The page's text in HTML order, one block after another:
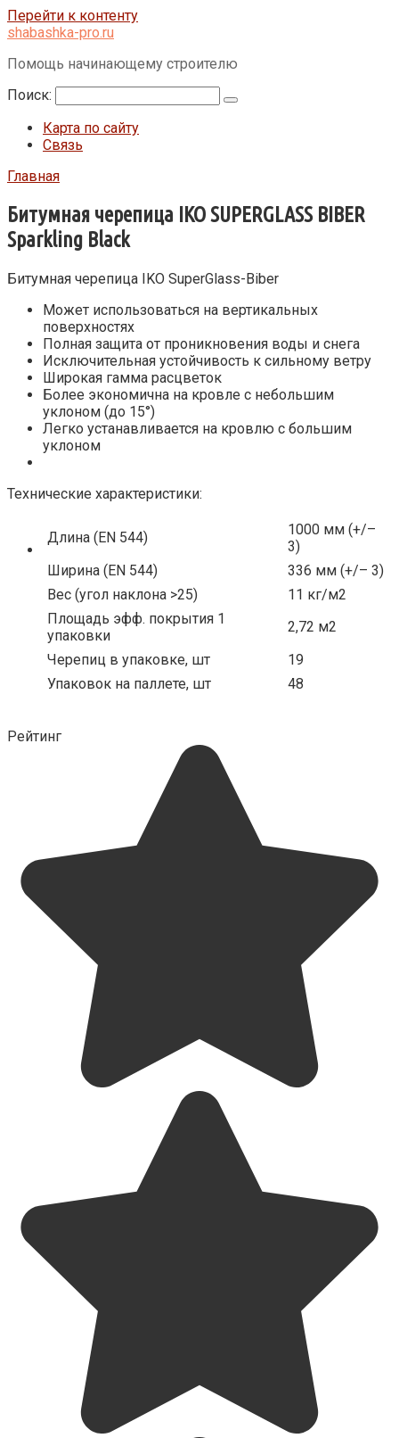
Перейти к контенту
shabashka-pro.ru
Помощь начинающему строителю
Поиск:
Карта по сайту
Связь
Главная
Битумная черепица IKO SUPERGLASS BIBER
Sparkling Black
Битумная черепица IKO SuperGlass-Biber
Может использоваться на вертикальных
поверхностях
Полная защита от проникновения воды и снега
Исключительная устойчивость к сильному ветру
Широкая гамма расцветок
Более экономична на кровле с небольшим
уклоном (до 15°)
Легко устанавливается на кровлю с большим
уклоном
Технические характеристики:
Длина (EN 544)
1000 мм (+/–
3)
Ширина (EN 544)
336 мм (+/– 3)
Вес (угол наклона >25)
11 кг/м2
Площадь эфф. покрытия 1
упаковки
2,72 м2
Черепиц в упаковке, шт
19
Упаковок на паллете, шт
48
Рейтинг